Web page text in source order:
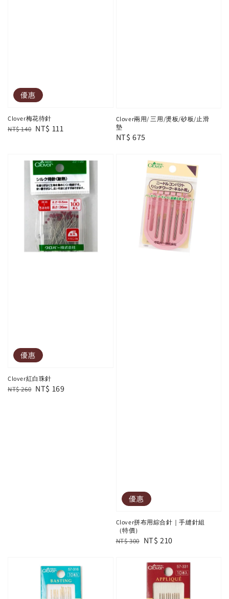
優惠
Clover梅花待針
Regular
NT$ 140 Sale
NT$ 111
Clover兩用/ 三用/燙板/砂板/止滑
墊
Regular
NT$ 675
優惠
Clover紅白珠針
Regular
NT$ 260 Sale
NT$ 169
優惠
Clover拼布用綜合針｜手縫針組
（特價）
Regular
NT$ 300 Sale
NT$ 210